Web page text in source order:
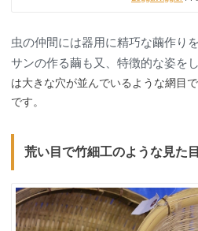
虫の仲間には器用に精巧な繭作り
サンの作る繭も又、特徴的な姿をし
は大きな穴が並んでいるような網目
です。
荒い目で竹細工のような見た